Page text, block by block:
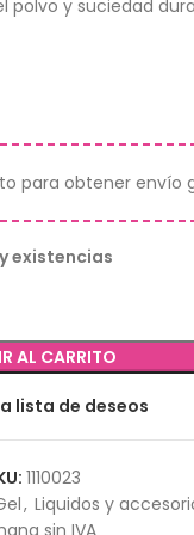
y suciedad
para obtener envío
existencias
AL CARRITO
lista de deseos
1110023
, Liquidos y
sin IVA